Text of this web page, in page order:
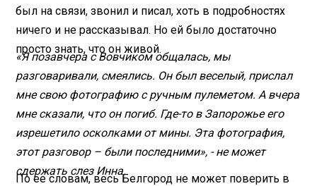
был на связи, звонил и писал, хоть в подробностях
ничего и не рассказывал. Но ей было достаточно
просто знать, что он живой.
«Я позавчера с Вовчиком общалась, мы
разговаривали, смеялись. Он был веселый, прислал
мне свою фотографию с ручным пулеметом. А вчера
мне сказали, что он погиб. Где-то в Запорожье его
изрешетило осколками от мины. Эта фотография,
этот разговор – были последними», - не может
сдержать слез Инна.
По ее словам, весь Белгород не может поверить в